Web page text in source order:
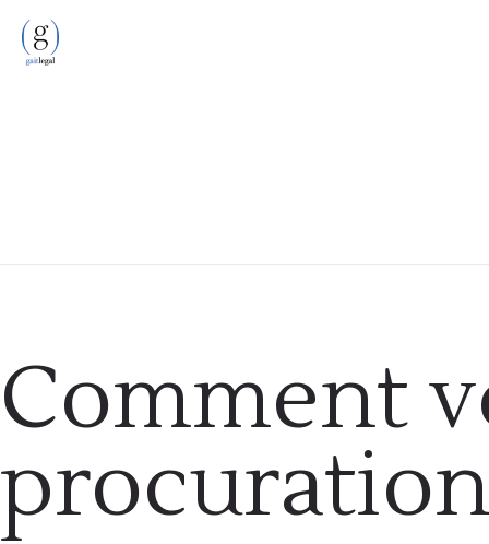
Comment